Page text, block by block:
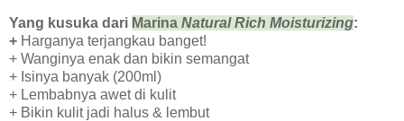
Yang kusuka dari Marina Natural Rich Moisturizing:
+ Harganya terjangkau banget!
+ Wanginya enak dan bikin semangat
+ Isinya banyak (200ml)
+ Lembabnya awet di kulit
+ Bikin kulit jadi halus & lembut